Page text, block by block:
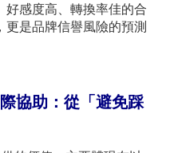
好感度高、轉換率佳的合
是品牌信譽風險的預測
協助：從「避免踩